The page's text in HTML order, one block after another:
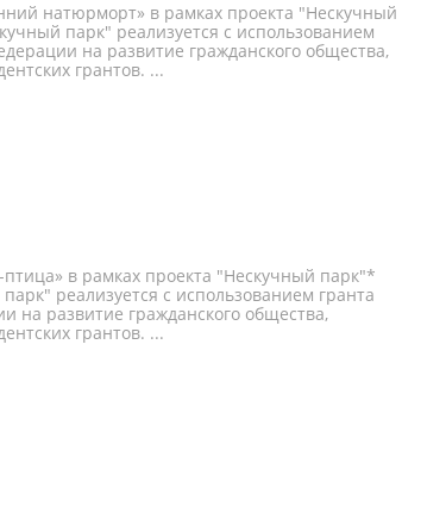
натюрморт» в рамках проекта "Нескучный
парк" реализуется с использованием
на развитие гражданского общества,
грантов. ...
в рамках проекта "Нескучный парк"*
реализуется с использованием гранта
на развитие гражданского общества,
грантов. ...